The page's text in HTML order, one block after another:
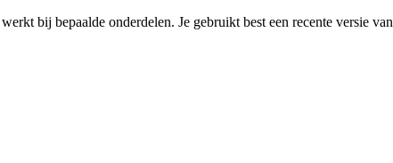
bij bepaalde onderdelen. Je gebruikt best een recente versie van